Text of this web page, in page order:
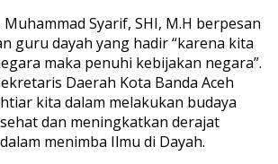
Muhammad Syarif, SHI, M.H berpesan
guru dayah yang hadir “karena kita
maka penuhi kebijakan negara”.
Daerah Kota Banda Aceh
kita dalam melakukan budaya
dan meningkatkan derajat
menimba Ilmu di Dayah.